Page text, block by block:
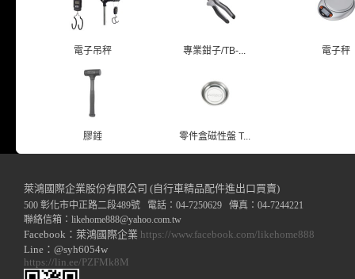
電子吊秤 專業鉗子/TB-... 電子秤
膠錘 零件盒磁性盤 T...
萊鴻國際企業股份有限公司 (自行車精品配件進出口買賣)
500 彰化市中正路二段489號 電話：04-7250629 傳真：04-7244221
聯絡信箱： likehome888@yahoo.com.tw
Facebook：萊鴻國際企業 https://www.facebook.com/likehome888
Line：@syh6054w
https://lin.ee/PZFMk8M